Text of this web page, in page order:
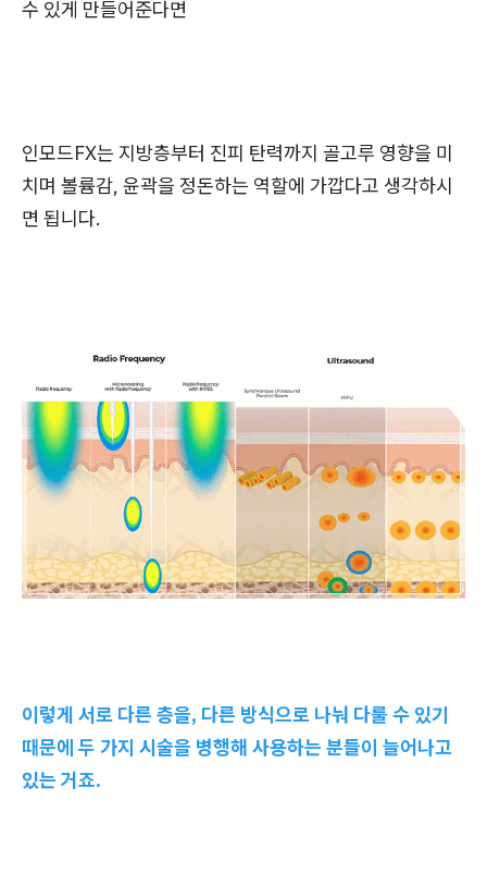
수 있게 만들어준다면
인모드FX는 지방층부터 진피 탄력까지 골고루 영향을 미
치며 볼륨감, 윤곽을 정돈하는 역할에 가깝다고 생각하시
면 됩니다.
이렇게 서로 다른 층을, 다른 방식으로 나눠 다룰 수 있기
때문에 두 가지 시술을 병행해 사용하는 분들이 늘어나고
있는 거죠.